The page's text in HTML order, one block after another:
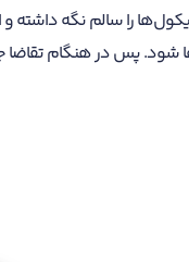
را سالم نگه
شود. پس در هنگام تقاضا